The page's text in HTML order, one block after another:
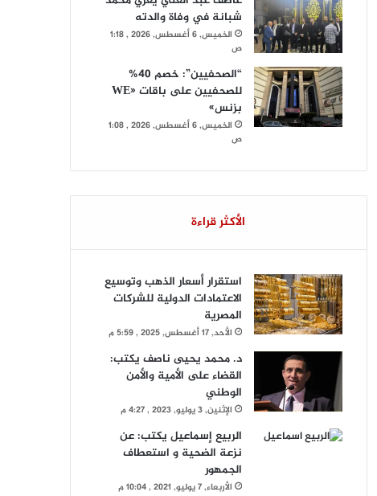
شبانة في وفاة والدته
الخميس, 6 أغسطس, 2026 , 1:18
ص
“الصحفيين”: خصم 40%
للصحفيين على باقات «WE
بزنس»
الخميس, 6 أغسطس, 2026 , 1:08
ص
الأكثر قراءة
استقرار أسعار الذهب وتوسيع
الاعتمادات الدولية للشركات
المصرية
الأحد, 17 أغسطس, 2025 , 5:59 م
د. محمد يحيى ناصف يكتب:
القضاء على الأمية والأمن
الوطني
الإثنين, 3 يوليو, 2023 , 4:27 م
الربيع إسماعيل يكتب: عن
نزعة الضحية و استعطاف
الجمهور
الأربعاء, 7 يوليو, 2021 , 10:04 م